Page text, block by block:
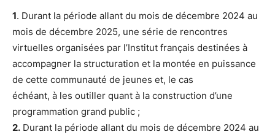
1. Durant la période allant du mois de décembre 2024 au
mois de décembre 2025, une série de rencontres
virtuelles organisées par l’Institut français destinées à
accompagner la structuration et la montée en puissance
de cette communauté de jeunes et, le cas
échéant, à les outiller quant à la construction d’une
programmation grand public ;
2. Durant la période allant du mois de décembre 2024 au